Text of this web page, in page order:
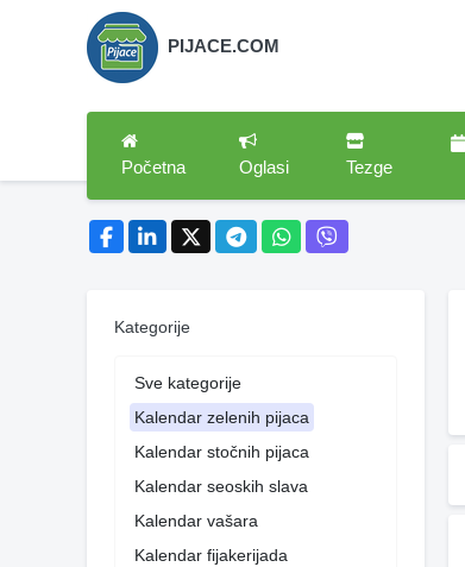
PIJACE.COM
Početna Oglasi Tezge
Kategorije
Sve kategorije
Kalendar zelenih pijaca
Kalendar stočnih pijaca
Kalendar seoskih slava
Kalendar vašara
Kalendar fijakerijada